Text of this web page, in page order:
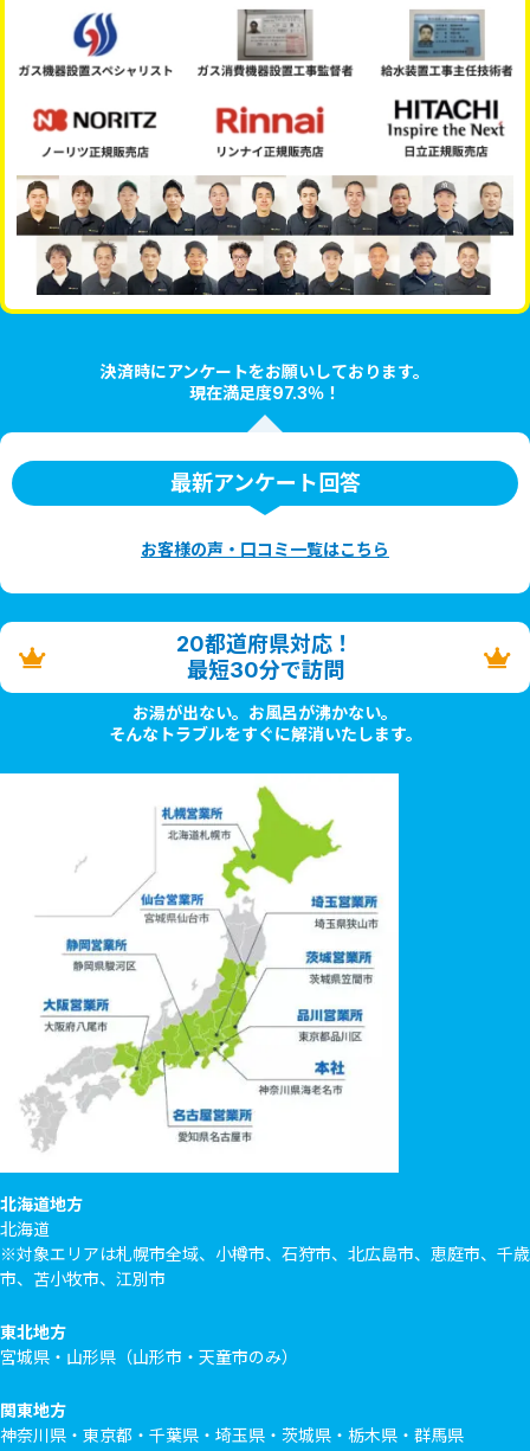
決済時にアンケートをお願いしております。
現在満足度97.3％！
最新アンケート回答
お客様の声・口コミ一覧はこちら
20都道府県対応！
最短30分で訪問
お湯が出ない。お風呂が沸かない。
そんなトラブルをすぐに解消いたします。
北海道地方
北海道
※対象エリアは札幌市全域、小樽市、石狩市、北広島市、恵庭市、千歳
市、苫小牧市、江別市
東北地方
宮城県・山形県（山形市・天童市のみ）
関東地方
神奈川県・東京都・千葉県・埼玉県・茨城県・栃木県・群馬県